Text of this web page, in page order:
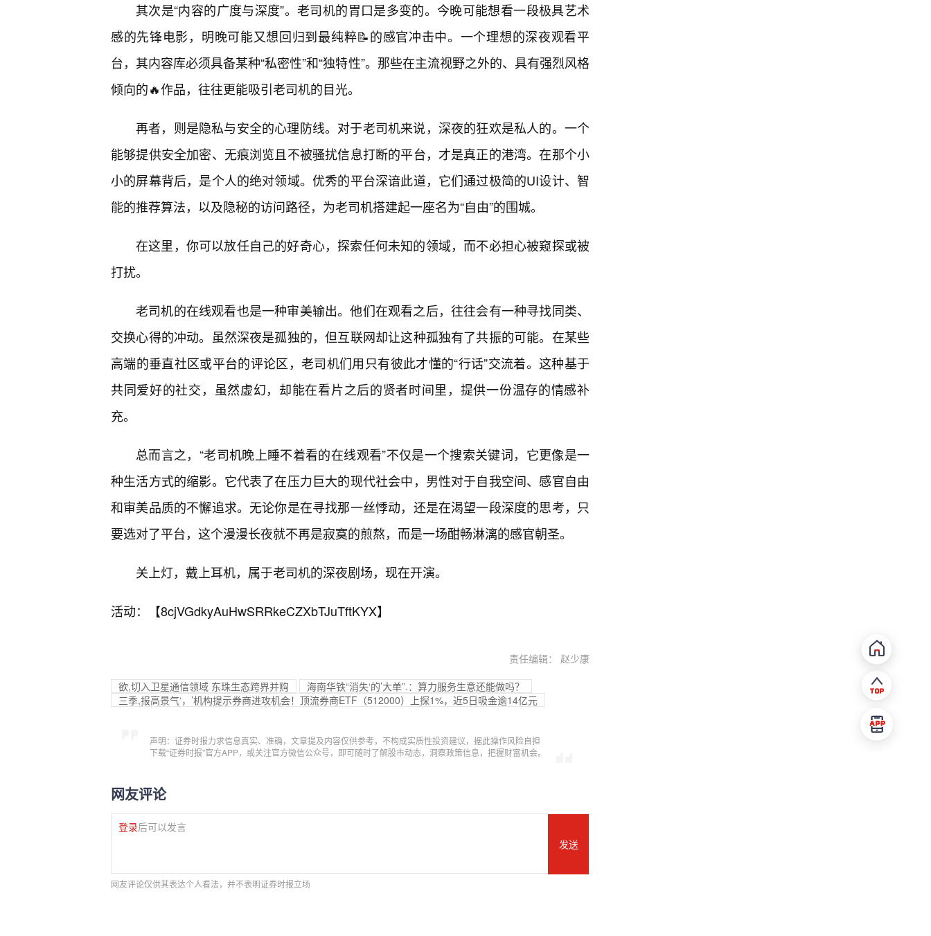
其次是“内容的广度与深度”。老司机的胃口是多变的。今晚可能想看一段极具艺术
感的先锋电影，明晚可能又想回归到最纯粹📝的感官冲击中。一个理想的深夜观看平
台，其内容库必须具备某种“私密性”和“独特性”。那些在主流视野之外的、具有强烈风格
倾向的🔥作品，往往更能吸引老司机的目光。
再者，则是隐私与安全的心理防线。对于老司机来说，深夜的狂欢是私人的。一个
能够提供安全加密、无痕浏览且不被骚扰信息打断的平台，才是真正的港湾。在那个小
小的屏幕背后，是个人的绝对领域。优秀的平台深谙此道，它们通过极简的UI设计、智
能的推荐算法，以及隐秘的访问路径，为老司机搭建起一座名为“自由”的围城。
在这里，你可以放任自己的好奇心，探索任何未知的领域，而不必担心被窥探或被
打扰。
老司机的在线观看也是一种审美输出。他们在观看之后，往往会有一种寻找同类、
交换心得的冲动。虽然深夜是孤独的，但互联网却让这种孤独有了共振的可能。在某些
高端的垂直社区或平台的评论区，老司机们用只有彼此才懂的“行话”交流着。这种基于
共同爱好的社交，虽然虚幻，却能在看片之后的贤者时间里，提供一份温存的情感补
充。
总而言之，“老司机晚上睡不着看的在线观看”不仅是一个搜索关键词，它更像是一
种生活方式的缩影。它代表了在压力巨大的现代社会中，男性对于自我空间、感官自由
和审美品质的不懈追求。无论你是在寻找那一丝悸动，还是在渴望一段深度的思考，只
要选对了平台，这个漫漫长夜就不再是寂寞的煎熬，而是一场酣畅淋漓的感官朝圣。
关上灯，戴上耳机，属于老司机的深夜剧场，现在开演。
活动：【8cjVGdkyAuHwSRRkeCZXbTJuTftKYX】
责任编辑： 赵少康
欲,切入卫星通信领域 东珠生态跨界并购
海南华铁“消失‘的’大单”.：算力服务生意还能做吗？
三季,报高景气‘，’机构提示券商进攻机会！顶流券商ETF（512000）上探1%，近5日吸金逾14亿元
声明：证券时报力求信息真实、准确，文章提及内容仅供参考，不构成实质性投资建议，据此操作风险自担
下载“证券时报”官方APP，或关注官方微信公众号，即可随时了解股市动态，洞察政策信息，把握财富机会。
网友评论
登录后可以发言
发送
网友评论仅供其表达个人看法，并不表明证券时报立场